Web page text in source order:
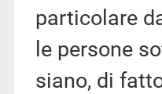
particolare
le persone
siano, di